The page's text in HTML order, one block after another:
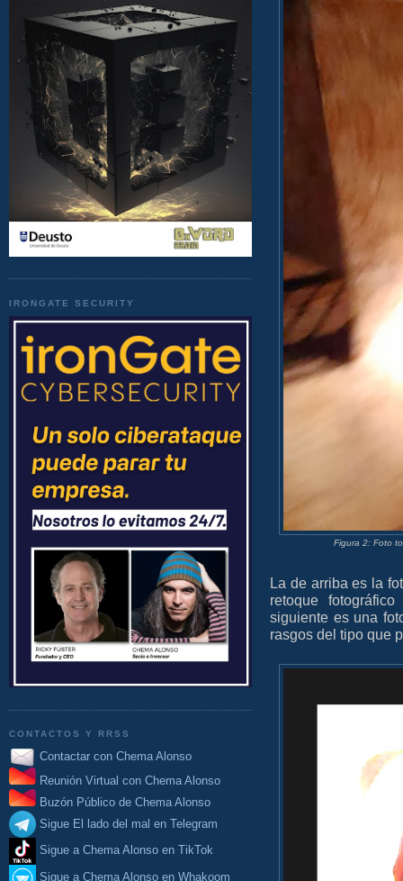
IRONGATE SECURITY
CONTACTOS Y RRSS
Contactar con Chema Alonso
Reunión Virtual con Chema Alonso
Buzón Público de Chema Alonso
Sigue El lado del mal en Telegram
Sigue a Chema Alonso en TikTok
Sigue a Chema Alonso en Whakoom
Figura 2: Foto
La de arriba es la
retoque
siguiente es una
rasgos del tipo que